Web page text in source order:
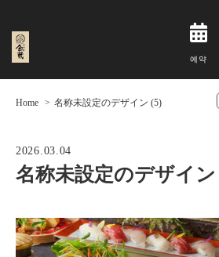
예약
Home 名称未設定のデザイン (5)
2026.03.04
名称未設定のデザイン